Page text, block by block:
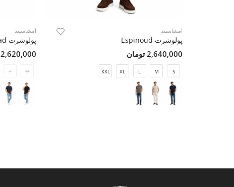
امشاسپند
پولوشرت Espinoud
2,640,000 تومان
S
M
L
XL
XXL
امشاسپند
پولوشرت Mehrad
2,620,000 تومان
M
L